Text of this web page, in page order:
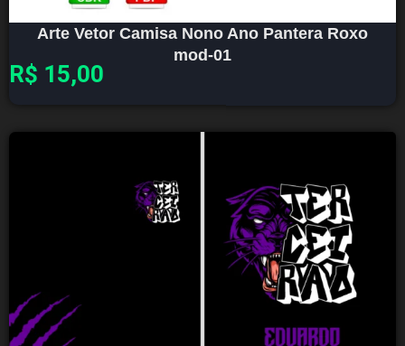
Arte Vetor Camisa Nono Ano Pantera Roxo
mod-01
R$ 15,00